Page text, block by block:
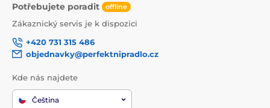
Potřebujete poradit offline
Zákaznický servis je k dispozici
+420 731 315 486
objednavky@perfektnipradlo.cz
Kde nás najdete
Čeština